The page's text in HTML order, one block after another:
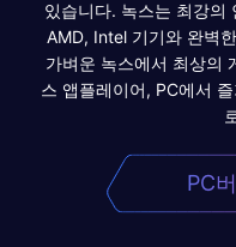
있습니다. 녹스는 최강의
AMD, Intel 기기와 완벽
가벼운 녹스에서 최상의
스 앱플레이어, PC에서
PC